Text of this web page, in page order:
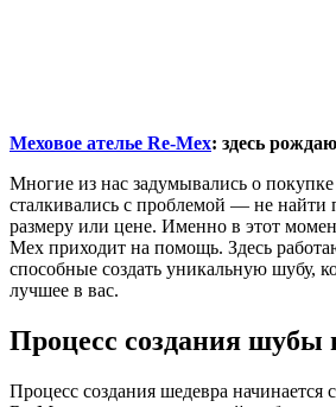
Меховое ателье Re-Mex: здесь
Многие из нас задумывались о
сталкивались с проблемой — не найти
размеру или цене. Именно в этот
Mex приходит на помощь. Здесь
способные создать уникальную шубу,
лучшее в вас.
Процесс создания шубы
Процесс создания шедевра начинается